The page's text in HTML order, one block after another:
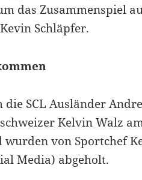
das Zusammenspiel
Schläpfer.
die SCL Ausländer
Kelvin Walz
wurden von Sportchef
Media) abgeholt.